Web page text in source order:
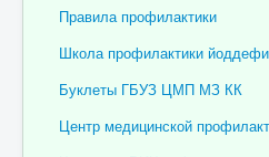
Врачи
Контролирующие органы
Лекарственное обеспечение
Документы
Правила профилактики
Школа профилактики
Буклеты ГБУЗ ЦМП МЗ КК
Центр медицинской